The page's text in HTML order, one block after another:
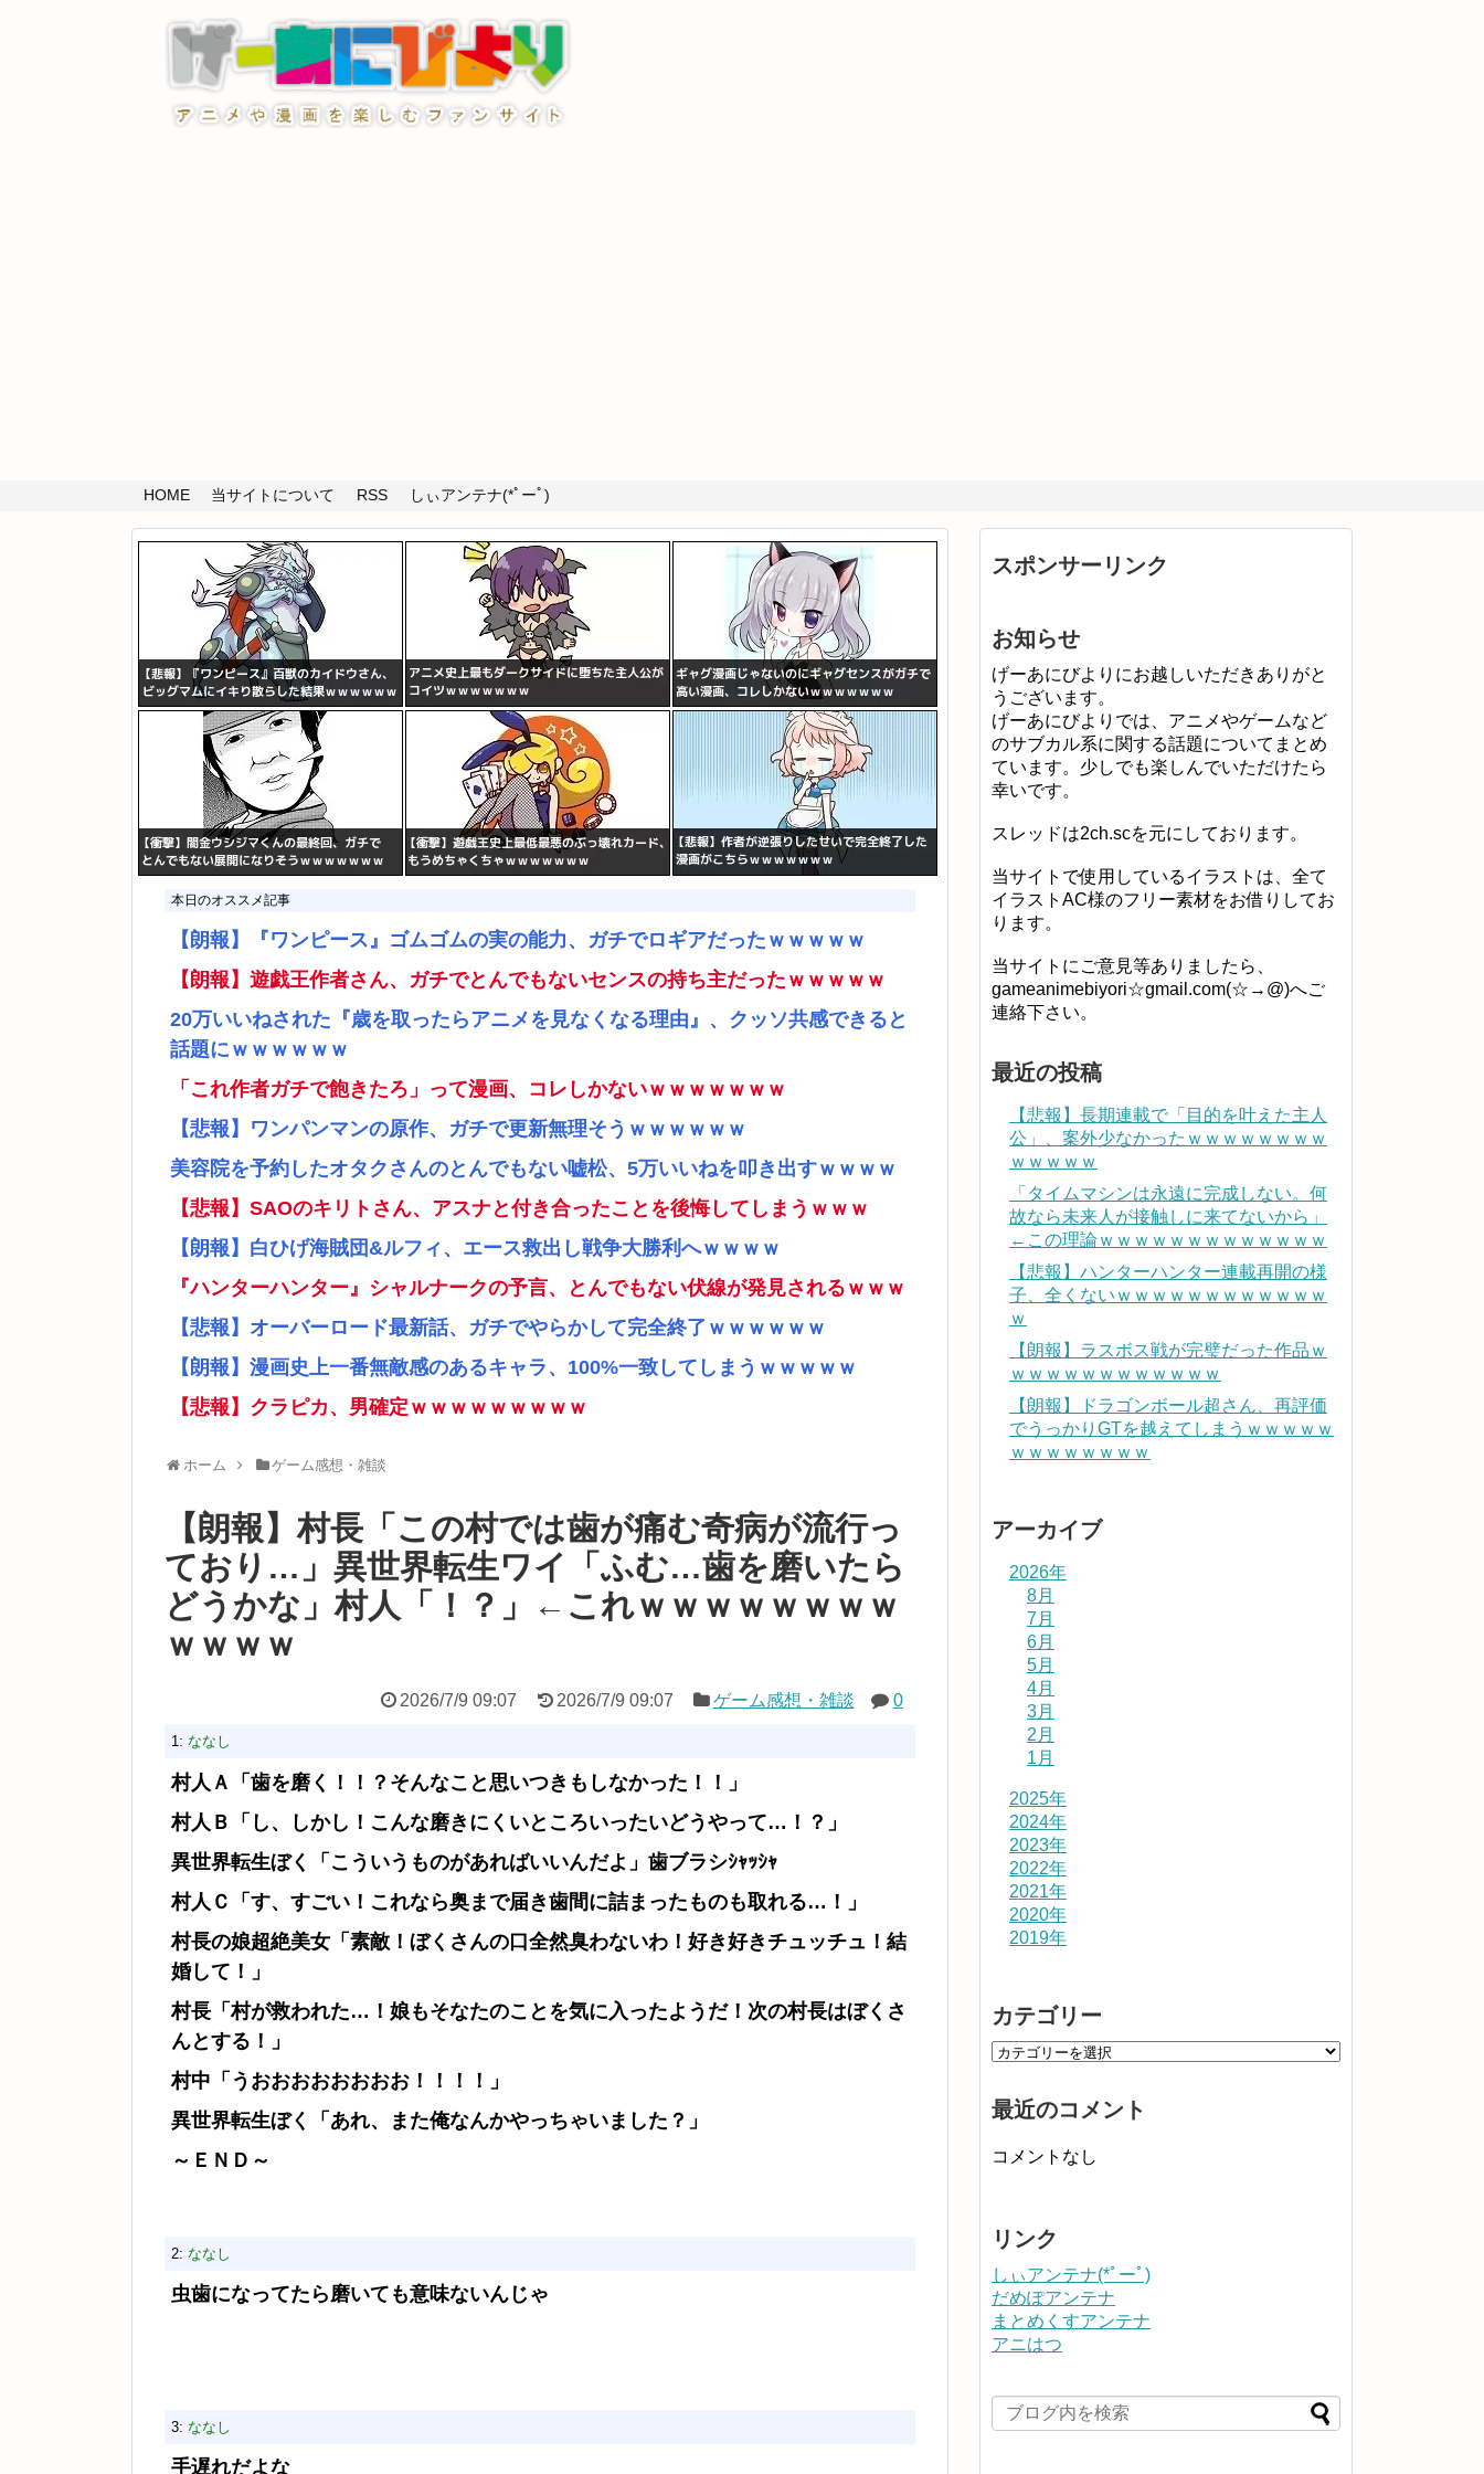
HOME 当サイトについて RSS しぃアンテナ(*ﾟーﾟ)
本日のオススメ記事
【朗報】『ワンピース』ゴムゴムの実の能力、ガチでロギアだったｗｗｗｗｗ
【朗報】遊戯王作者さん、ガチでとんでもないセンスの持ち主だったｗｗｗｗｗ
20万いいねされた『歳を取ったらアニメを見なくなる理由』、クッソ共感できると
話題にｗｗｗｗｗｗ
「これ作者ガチで飽きたろ」って漫画、コレしかないｗｗｗｗｗｗｗ
【悲報】ワンパンマンの原作、ガチで更新無理そうｗｗｗｗｗｗ
美容院を予約したオタクさんのとんでもない嘘松、5万いいねを叩き出すｗｗｗｗ
【悲報】SAOのキリトさん、アスナと付き合ったことを後悔してしまうｗｗｗ
【朗報】白ひげ海賊団&ルフィ、エース救出し戦争大勝利へｗｗｗｗ
『ハンターハンター』シャルナークの予言、とんでもない伏線が発見されるｗｗｗ
【悲報】オーバーロード最新話、ガチでやらかして完全終了ｗｗｗｗｗｗ
【朗報】漫画史上一番無敵感のあるキャラ、100%一致してしまうｗｗｗｗｗ
【悲報】クラピカ、男確定ｗｗｗｗｗｗｗｗｗ
ホーム ゲーム感想・雑談
【朗報】村長「この村では歯が痛む奇病が流行っ
ており…」異世界転生ワイ「ふむ…歯を磨いたら
どうかな」村人「！？」←これｗｗｗｗｗｗｗｗ
ｗｗｗｗ
2026/7/9 09:07 2026/7/9 09:07 ゲーム感想・雑談 0
1: ななし
村人Ａ「歯を磨く！！？そんなこと思いつきもしなかった！！」
村人Ｂ「し、しかし！こんな磨きにくいところいったいどうやって…！？」
異世界転生ぼく「こういうものがあればいいんだよ」歯ブラシｼｬｯｼｬ
村人Ｃ「す、すごい！これなら奥まで届き歯間に詰まったものも取れる…！」
村長の娘超絶美女「素敵！ぼくさんの口全然臭わないわ！好き好きチュッチュ！結
婚して！」
村長「村が救われた…！娘もそなたのことを気に入ったようだ！次の村長はぼくさ
んとする！」
村中「うおおおおおおおお！！！！」
異世界転生ぼく「あれ、また俺なんかやっちゃいました？」
～ＥＮＤ～
2: ななし
虫歯になってたら磨いても意味ないんじゃ
3: ななし
手遅れだよな
スポンサーリンク
お知らせ
げーあにびよりにお越しいただきありがと
うございます。
げーあにびよりでは、アニメやゲームなど
のサブカル系に関する話題についてまとめ
ています。少しでも楽しんでいただけたら
幸いです。
スレッドは2ch.scを元にしております。
当サイトで使用しているイラストは、全て
イラストAC様のフリー素材をお借りしてお
ります。
当サイトにご意見等ありましたら、
gameanimebiyori☆gmail.com(☆→@)へご
連絡下さい。
最近の投稿
【悲報】長期連載で「目的を叶えた主人
公」、案外少なかったｗｗｗｗｗｗｗｗ
ｗｗｗｗｗ
「タイムマシンは永遠に完成しない。何
故なら未来人が接触しに来てないから」
←この理論ｗｗｗｗｗｗｗｗｗｗｗｗｗ
【悲報】ハンターハンター連載再開の様
子、全くないｗｗｗｗｗｗｗｗｗｗｗｗ
ｗ
【朗報】ラスボス戦が完璧だった作品ｗ
ｗｗｗｗｗｗｗｗｗｗｗｗ
【朗報】ドラゴンボール超さん、再評価
でうっかりGTを越えてしまうｗｗｗｗｗ
ｗｗｗｗｗｗｗｗ
アーカイブ
2026年
8月
7月
6月
5月
4月
3月
2月
1月
2025年
2024年
2023年
2022年
2021年
2020年
2019年
カテゴリー
最近のコメント
コメントなし
リンク
しぃアンテナ(*ﾟーﾟ)
だめぽアンテナ
まとめくすアンテナ
アニはつ